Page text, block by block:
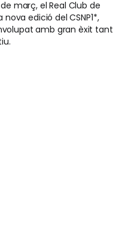
març, el Real Club de
edició del CSNP1*,
amb gran èxit tant